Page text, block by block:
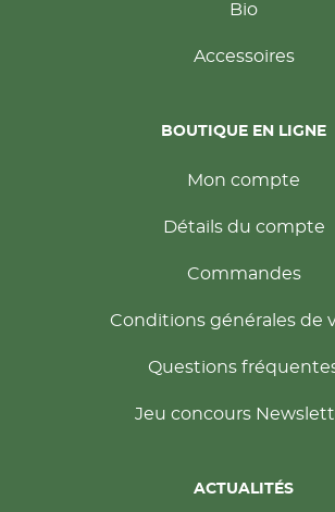
Bio
Accessoires
BOUTIQUE EN LIGNE
Mon compte
Détails du compte
Commandes
Conditions générales de
Questions
Jeu concours
ACTUALITÉS